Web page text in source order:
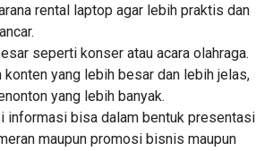
rental laptop agar lebih praktis dan
seperti konser atau acara olahraga.
yang lebih besar dan lebih jelas,
yang lebih banyak.
bisa dalam bentuk presentasi
maupun promosi bisnis maupun